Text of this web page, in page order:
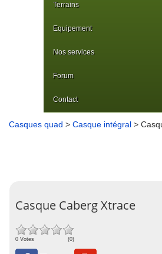
Terrains
Equipement
Nos services
Forum
Contact
Casques quad > Casque intégral >
Casque Caberg Xtrace
0 Votes (0)